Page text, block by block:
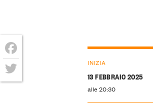
INIZIA
13 FEBBRAIO 2025
alle 20:30
Facebook
Twitter